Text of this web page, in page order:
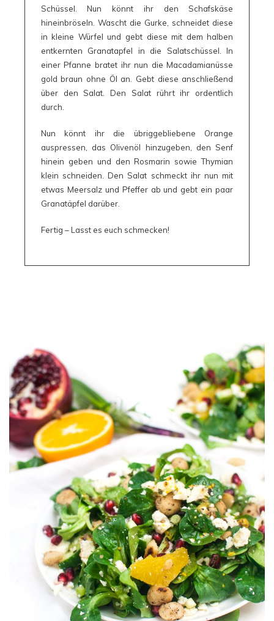
Schüssel. Nun könnt ihr den Schafskäse
hineinbröseln. Wascht die Gurke, schneidet diese
in kleine Würfel und gebt diese mit dem halben
entkernten Granatapfel in die Salatschüssel. In
einer Pfanne bratet ihr nun die Macadamianüsse
gold braun ohne Öl an. Gebt diese anschließend
über den Salat. Den Salat rührt ihr ordentlich
durch.
Nun könnt ihr die übriggebliebene Orange
auspressen, das Olivenöl hinzugeben, den Senf
hinein geben und den Rosmarin sowie Thymian
klein schneiden. Den Salat schmeckt ihr nun mit
etwas Meersalz und Pfeffer ab und gebt ein paar
Granatäpfel darüber.
Fertig – Lasst es euch schmecken!